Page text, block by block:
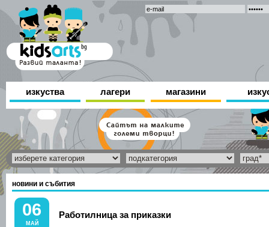
изкуства лагери магазини
новини и събития
06
МАЙ
Работилница за приказки